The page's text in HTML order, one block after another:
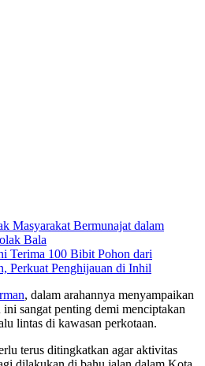
Masyarakat Bermunajat dalam
Bala
Terima 100 Bibit Pohon dari
Perkuat Penghijauan di Inhil
, dalam arahannya menyampaikan
sangat penting demi menciptakan
lintas di kawasan perkotaan.
terus ditingkatkan agar aktivitas